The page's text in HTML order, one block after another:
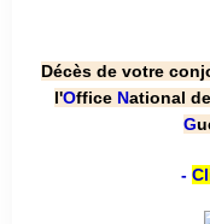
Décès de votre
l'Office National
G
-